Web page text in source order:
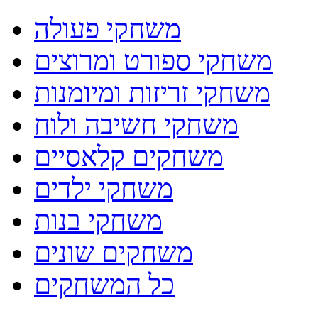
משחקי פעולה
משחקי ספורט ומרוצים
משחקי זריזות ומיומנות
משחקי חשיבה ולוח
משחקים קלאסיים
משחקי ילדים
משחקי בנות
משחקים שונים
כל המשחקים